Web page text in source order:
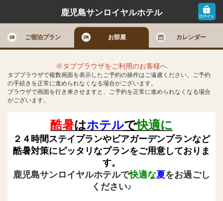
鹿児島サンロイヤルホテル
ご宿泊プラン お部屋 カレンダー
※タブブラウザをご利用のお客様へ
タブブラウザで複数画面を表示したご予約の操作はご遠慮ください。ご予約
の手続きを正常に進められなくなる場合がございます。
ブラウザで画面を行き来させますと、ご予約を正常に進められなくなる場合
がございます。
酷暑はホテルで快適に
２４時間ステイプランやビアガーデンプランなど
酷暑対策にピッタリなプランをご用意しておりま
す。
鹿児島サンロイヤルホテルで快適な夏をお過ごし
ください♪